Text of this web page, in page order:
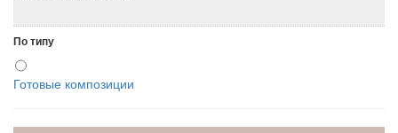
По типу
Готовые композиции